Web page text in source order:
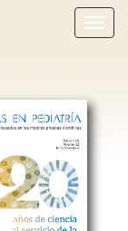
menú